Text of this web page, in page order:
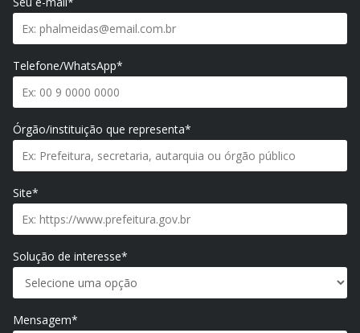
Telefone/WhatsApp*
Órgão/instituição que representa*
Site*
Solução de interesse*
Mensagem*